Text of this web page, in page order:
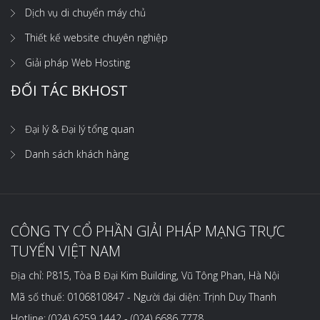
Dịch vụ di chuyển máy chủ
Thiết kế website chuyên nghiệp
Giải pháp Web Hosting
ĐỐI TÁC BKHOST
Đại lý & Đại lý tổng quan
Danh sách khách hàng
CÔNG TY CỔ PHẦN GIẢI PHÁP MẠNG TRỰC
TUYẾN VIỆT NAM
Địa chỉ: P815, Tòa B Đại Kim Building, Vũ Tông Phan, Hà Nội
Mã số thuế: 0106810847 - Người đại diện: Trịnh Duy Thanh